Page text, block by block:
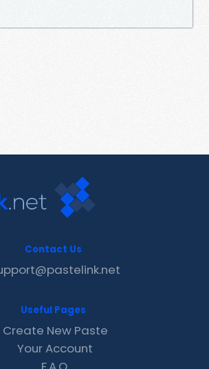
Contact Us
Useful Pages
Create New Paste
Your Account